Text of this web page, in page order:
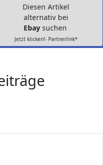
Diesen Artikel
alternativ bei
Ebay suchen
Jetzt klicken!- Partnerlink*